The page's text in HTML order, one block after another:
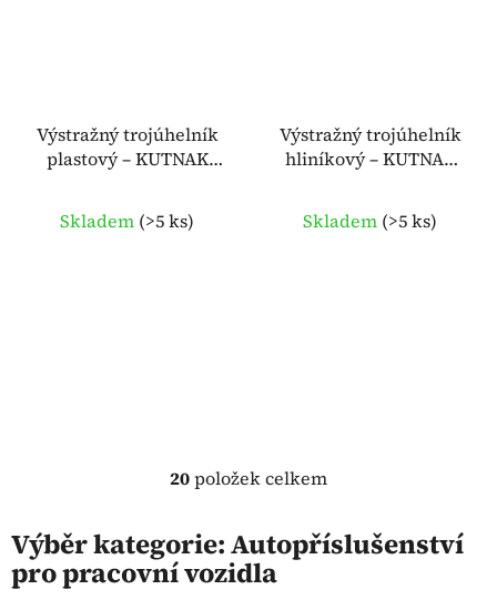
Výstražný trojúhelník
plastový – KUTNAK
Skladem (>5 ks)
Výstražný trojúhelník
hliníkový – KUTNAK
Skladem (>5 ks)
O
l
á
d
20položek celkem
Výběr kategorie: Autopříslušenství
pro pracovní vozidla